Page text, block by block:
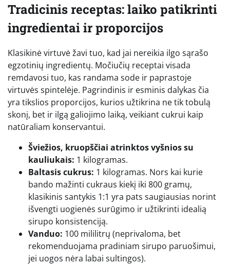
Tradicinis receptas: laiko patikrinti
ingredientai ir proporcijos
Klasikinė virtuvė žavi tuo, kad jai nereikia ilgo sąrašo
egzotinių ingredientų. Močiučių receptai visada
remdavosi tuo, kas randama sode ir paprastoje
virtuvės spintelėje. Pagrindinis ir esminis dalykas čia
yra tikslios proporcijos, kurios užtikrina ne tik tobulą
skonį, bet ir ilgą galiojimo laiką, veikiant cukrui kaip
natūraliam konservantui.
Šviežios, kruopščiai atrinktos vyšnios su
kauliukais: 1 kilogramas.
Baltasis cukrus: 1 kilogramas. Nors kai kurie
bando mažinti cukraus kiekį iki 800 gramų,
klasikinis santykis 1:1 yra pats saugiausias norint
išvengti uogienės surūgimo ir užtikrinti idealią
sirupo konsistenciją.
Vanduo: 100 mililitrų (neprivaloma, bet
rekomenduojama pradiniam sirupo paruošimui,
jei uogos nėra labai sultingos).